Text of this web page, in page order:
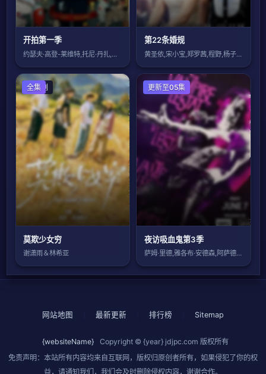
开拍第一季
约瑟夫·高登-莱维特,托尼·丹扎,琳恩·
第22条婚规
黄圣依,宋小宝,郑罗茜,程野,杨子,薛淑
国产剧
全集
莫欺少女穷
谢潇雨＆林希亚
欧美剧
更新至05集
夜访吸血鬼第3季
萨姆·里德,雅各布·安德森,阿萨德·扎曼
网站地图 最新更新 排行榜 Sitemap
{websiteName} Copyright © {year} jdjpc.com 版权所有
免责声明：本站所有内容均来自互联网，版权归原创者所有，如果侵犯了你的权
益，请通知我们，我们会及时删除侵权内容，谢谢合作。